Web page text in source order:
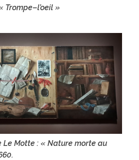
Trompe–l’oeil »
Le Motte : « Nature morte au